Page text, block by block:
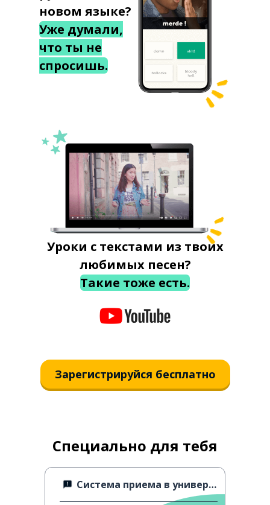
новом языке?
Уже думали,
что ты не
спросишь.
Уроки с текстами из твоих
любимых песен?
Такие тоже есть.
Зарегистрируйся бесплатно
Специально для тебя
Система приема в университет